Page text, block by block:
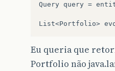
Query query =
Eu queria que
Portfolio não